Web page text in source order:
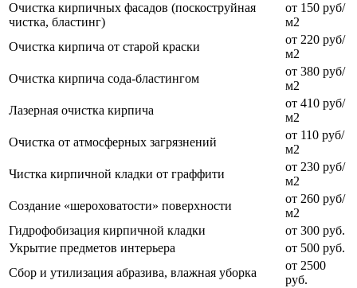
Очистка кирпичных фасадов (поскоструйная
чистка, бластинг)
от 150 руб/
м2
Очистка кирпича от старой краски
от 220 руб/
м2
Очистка кирпича сода-бластингом
от 380 руб/
м2
Лазерная очистка кирпича
от 410 руб/
м2
Очистка от атмосферных загрязнений
от 110 руб/
м2
Чистка кирпичной кладки от граффити
от 230 руб/
м2
Создание «шероховатости» поверхности
от 260 руб/
м2
Гидрофобизация кирпичной кладки
от 300 руб.
Укрытие предметов интерьера
от 500 руб.
Сбор и утилизация абразива, влажная уборка
от 2500
руб.